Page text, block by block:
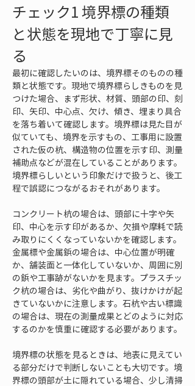
チェック1 境界標の種類
と状態を現地で丁寧に見
る
最初に確認したいのは、境界標そのものの種
類と状態です。現地で境界標らしきものを見
つけた場合、まず形状、材質、頭部の印、刻
印、矢印、中心点、欠け、傾き、埋まり具合
を落ち着いて確認します。境界標は見た目が
似ていても、境界を示すもの、工事用に設置
された仮の杭、構造物の位置を示す印、測量
補助点などが混在していることがあります。
境界標らしいという印象だけで扱うと、後工
程で誤認につながるおそれがあります。
コンクリート杭の場合は、頭部に十字や矢
印、中心を示す印があるか、欠損や摩耗で読
み取りにくくなっていないかを確認します。
金属標や金属鋲の場合は、中心位置が明確
か、舗装面と一体化していないか、周囲に別
の鋲や工事跡がないかを見ます。プラスチッ
ク杭の場合は、劣化や曲がり、抜けかけが起
きていないかに注意します。石杭や古い標識
の場合は、現在の測量成果とどのように対応
するのかを慎重に確認する必要があります。
境界標の状態を見るときは、地表に見えてい
る部分だけで判断しないことも大切です。境
界標の頭部が土に隠れている場合、少し清掃